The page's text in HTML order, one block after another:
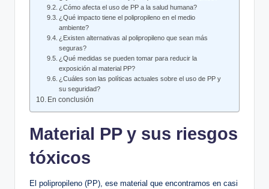
¿Cómo afecta el uso de PP a la salud humana?
¿Qué impacto tiene el polipropileno en el medio
ambiente?
¿Existen alternativas al polipropileno que sean más
seguras?
¿Qué medidas se pueden tomar para reducir la
exposición al material PP?
¿Cuáles son las políticas actuales sobre el uso de PP y
su seguridad?
En conclusión
Material PP y sus riesgos
tóxicos
El polipropileno (PP), ese material que encontramos en casi